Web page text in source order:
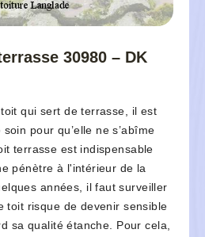
30980 – DK
qui sert de terrasse, il est
pour qu’elle ne s’abîme
terrasse est indispensable
pénètre à l'intérieur de la
années, il faut surveiller
toit risque de devenir sensible
sa qualité étanche. Pour cela,